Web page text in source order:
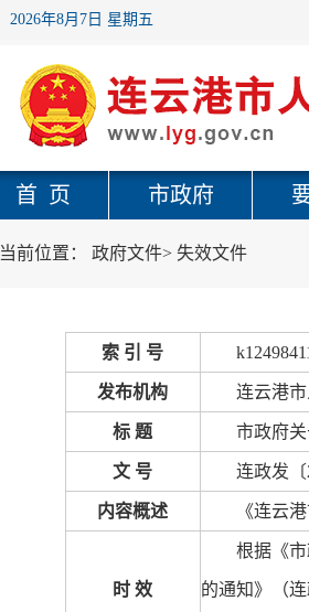
2026年8月7日 星期五
首 页 市政府
当前位置： 政府文件> 失效文件
索 引 号
发布机构 连云港
标 题 市政府
文 号 连政发〔
内容概述 《连云
时 效
根据《
的通知》（